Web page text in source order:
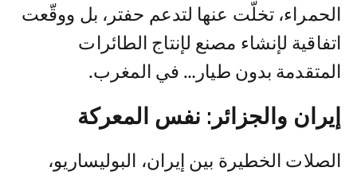
الحمراء، تخلّت عنها لتدعم حفتر، بل ووقّعت
اتفاقية لإنشاء مصنع لإنتاج الطائرات
المتقدمة بدون طيار… في المغرب.
إيران والجزائر: نفس المعركة
الصلات الخطيرة بين إيران، البوليساريو،